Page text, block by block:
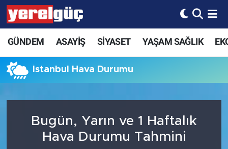
GÜNDEM ASAYİŞ SİYASET YAŞAM SAĞLIK
İstanbul Hava Durumu
Bugün, Yarın ve 1 Haftalık
Hava Durumu Tahmini